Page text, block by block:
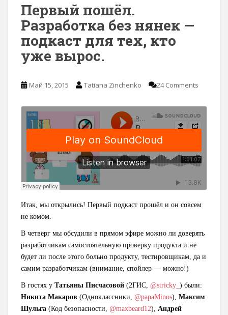
Первый пошёл.
Разработка без нянек —
подкаст для тех, кто
уже вырос.
Май 15, 2015 Tatiana Zinchenko 24 Comments
Итак, мы открылись! Первый подкаст прошёл и он совсем
не комом.
В четверг мы обсудили в прямом эфире можно ли доверять
разработчикам самостоятельную проверку продукта и не
будет ли после этого больно продукту, тестировщикам, да и
самим разработчикам (внимание, спойлер — можно!)
В гостях у Татьяны Писчасовой (2ГИС, @stricky_ ) были:
Никита Макаров (Одноклассники, @papaMinos), Максим
Шульга (Код безопасности, @maxbeard12), Андрей